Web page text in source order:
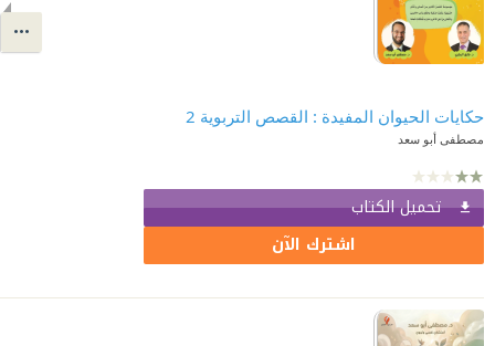
حكايات الحيوان المفيدة : القصص التربوية 2
مصطفى أبو سعد
تحميل الكتاب
اشترك الآن